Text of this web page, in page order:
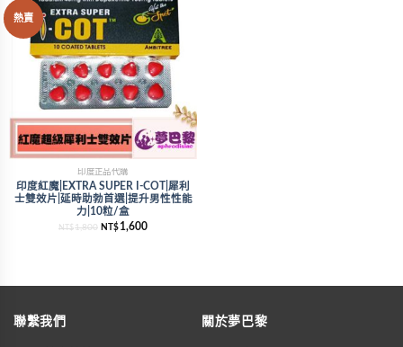
熱賣
印度正品代購
印度紅魔|EXTRA SUPER I-COT|犀利
士雙效片|延時助勃首選|提升男性性能
力|10粒/盒
NT$1,800 NT$ 1,600
聯繫我們 關於夢巴黎